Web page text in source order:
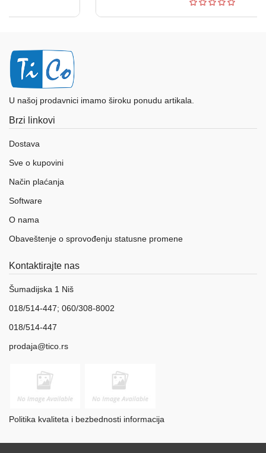
U našoj prodavnici imamo široku ponudu artikala.
Brzi linkovi
Dostava
Sve o kupovini
Način plaćanja
Software
O nama
Obaveštenje o sprovođenju statusne promene
Kontaktirajte nas
Šumadijska 1 Niš
018/514-447; 060/308-8002
018/514-447
prodaja@tico.rs
Politika kvaliteta i bezbednosti informacija